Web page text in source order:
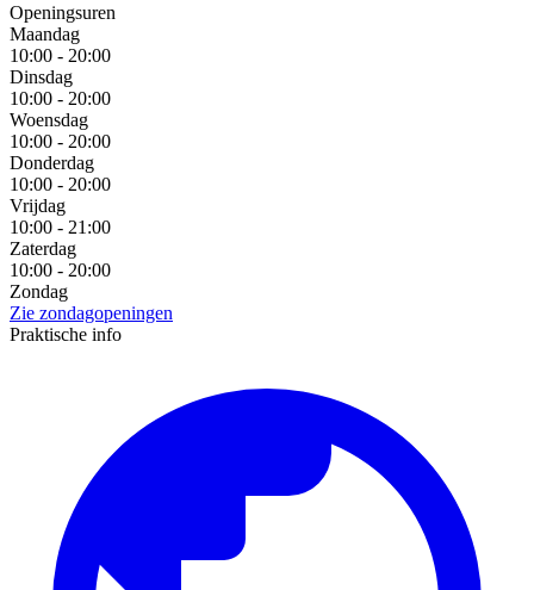
Openingsuren
Maandag
10:00 - 20:00
Dinsdag
10:00 - 20:00
Woensdag
10:00 - 20:00
Donderdag
10:00 - 20:00
Vrijdag
10:00 - 21:00
Zaterdag
10:00 - 20:00
Zondag
Zie zondagopeningen
Praktische info